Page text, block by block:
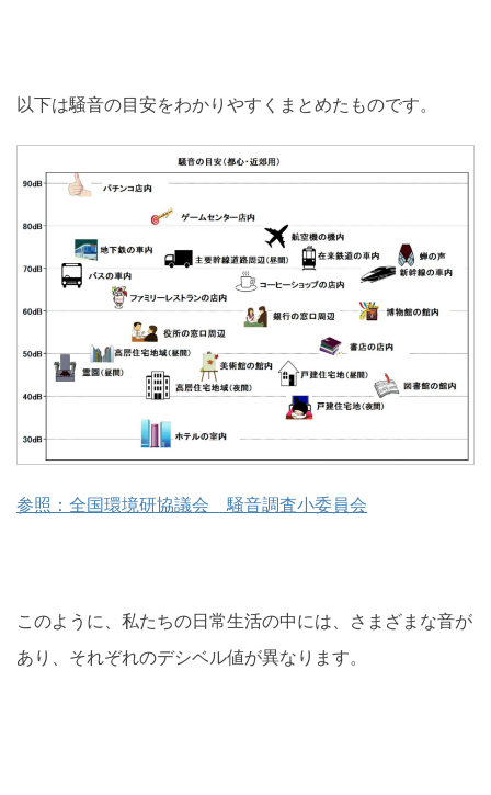
以下は騒音の目安をわかりやすくまとめたものです。
参照：全国環境研協議会 騒音調査小委員会
このように、私たちの日常生活の中には、さまざまな音が
あり、それぞれのデシベル値が異なります。